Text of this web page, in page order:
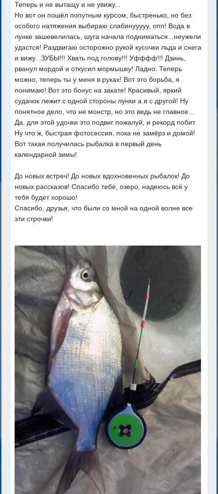
Теперь и не вытащу и не увижу...
Но вот он пошёл попутным курсом, быстренько, но без
особого натяжения выбираю слабинууууу, опп! Вода в
лунке зашевелилась, шуга начала подниматься...неужели
удастся! Раздвигаю осторожно рукой кусочки льда и снега
и вижу...ЗУБЫ!!! Хвать под голову!!! Уфффф!!! Дзинь,
рванул мордой и откусил мормышку! Ладно. Теперь
можно, теперь ты у меня в руках! Вот это борьба, я
понимаю! Вот это бонус на закате! Красивый, яркий
судачок лежит с одной стороны лунки а я с другой! Ну
понятное дело, что не монстр, но это ведь не главное...
Да, для этой удочки это подвиг пожалуй, и рекорд побит.
Ну что ж, быстрая фотосессия, пока не замёрз и домой!
Вот такая получилась рыбалка в первый день
календарной зимы!
До новых встреч! До новых вдохновенных рыбалок! До
новых рассказов! Спасибо тебе, озеро, надеюсь всё у
тебя будет хорошо!
Спасибо, друзья, что были со мной на одной волне все
эти строчки!